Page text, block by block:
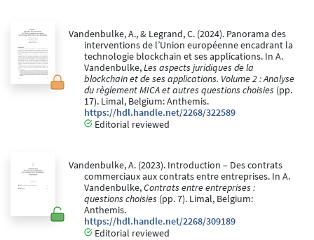
Vandenbulke, A., & Legrand, C. (2024). Panorama des
interventions de l’Union européenne encadrant la
technologie blockchain et ses applications. In A.
Vandenbulke,Les aspects juridiques de la
blockchain et de ses applications. Volume 2 : Analyse
du règlement MICA et autres questions choisies (pp.
17). Limal, Belgium: Anthemis.
https://hdl.handle.net/2268/322589
Editorial reviewed
Vandenbulke, A. (2023). Introduction – Des contrats
commerciaux aux contrats entre entreprises. In A.
Vandenbulke,Contrats entre entreprises :
questions choisies (pp. 7). Limal, Belgium:
Anthemis.
https://hdl.handle.net/2268/309189
Editorial reviewed